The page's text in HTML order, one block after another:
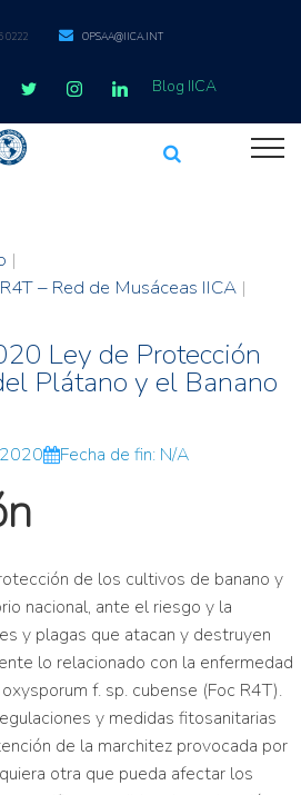
0222 OPSAA@IICA.INT
Blog IICA
|
– Red de Musáceas IICA |
Ley de Protección
Plátano y el Banano
Fecha de fin: N/A
de los cultivos de banano y
nacional, ante el riesgo y la
y plagas que atacan y destruyen
lo relacionado con la enfermedad
f. sp. cubense (Foc R4T).
y medidas fitosanitarias
de la marchitez provocada por
otra que pueda afectar los